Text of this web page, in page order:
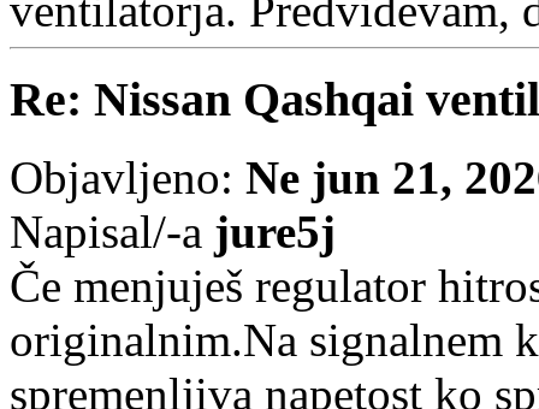
Re: Nissan Qashqai
Objavljeno: Ne jun 21,
Napisal/-a jure5j
Če menjuješ regulator
originalnim.Na signalnem
spremenljiva napetost ko